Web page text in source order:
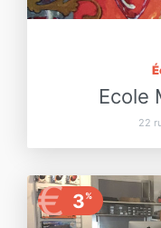
Ecole
22
€ 3%